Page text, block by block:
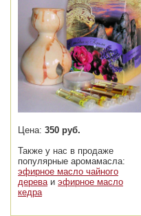
Цена: 350 руб.
Также у нас в продаже
популярные аромамасла:
эфирное масло чайного
дереваи эфирное масло
кедра